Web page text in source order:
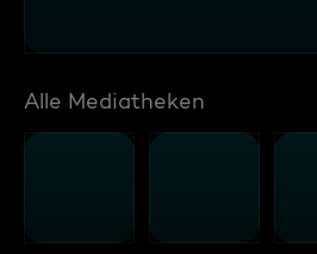
Alle Mediatheken